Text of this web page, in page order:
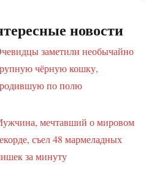
новости
заметили необычайно
чёрную кошку,
по полю
мечтавший о мировом
съел 48 мармеладных
за минуту